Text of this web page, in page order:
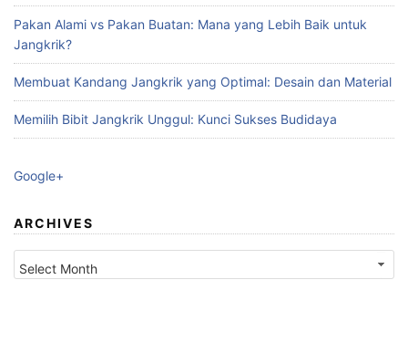
Pakan Alami vs Pakan Buatan: Mana yang Lebih Baik untuk
Jangkrik?
Membuat Kandang Jangkrik yang Optimal: Desain dan Material
Memilih Bibit Jangkrik Unggul: Kunci Sukses Budidaya
Google+
ARCHIVES
Archives